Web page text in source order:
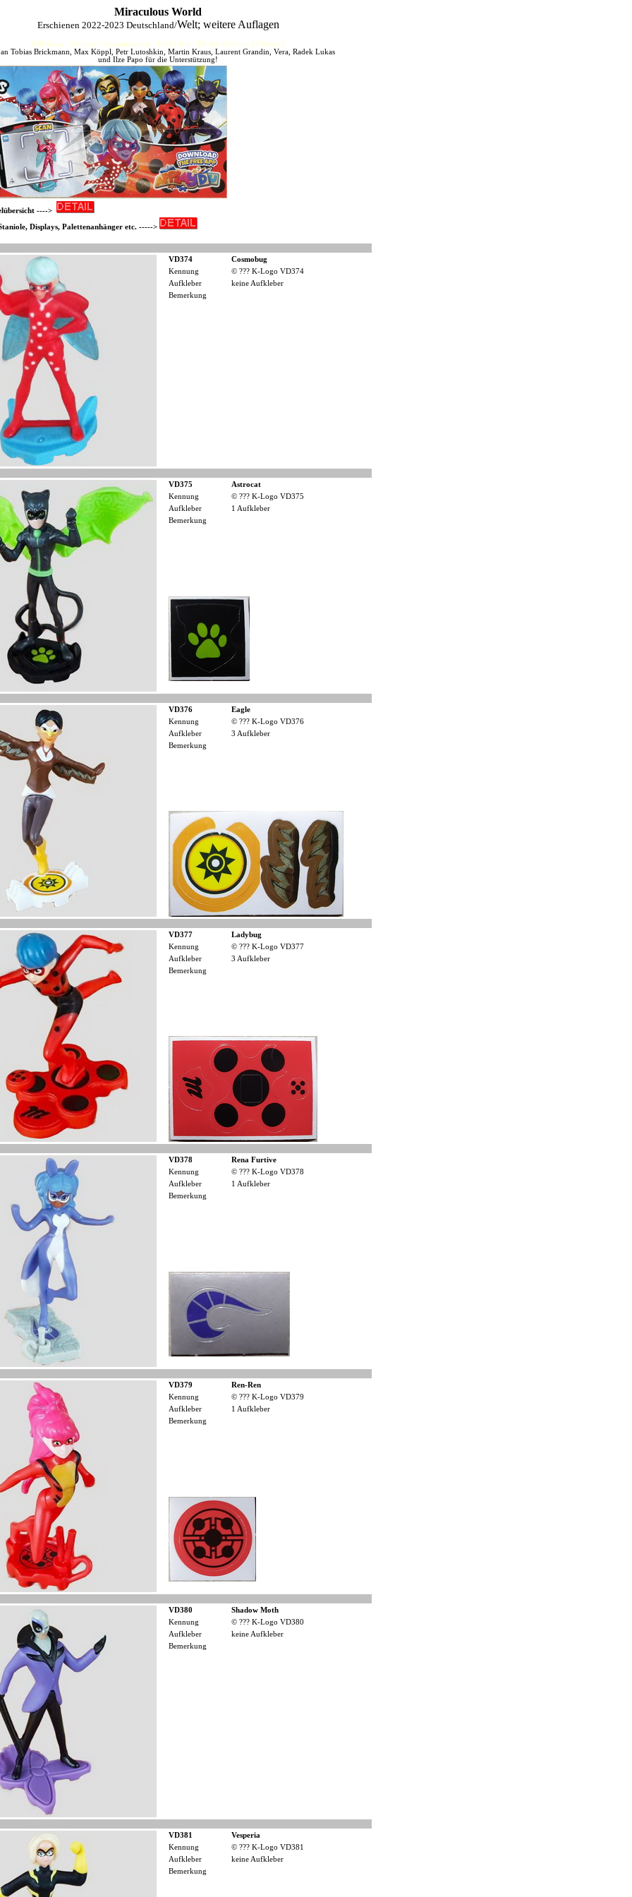
Miraculous World
Erschienen 2022-2023 Deutschland/Welt; weitere Auflagen
HJFHenze - Helmut´s Sammlerseiten - Ue-Ei-Kat - FF-Kat (Helmut J.F.Henze)
Tobias Brickmann, Max Köppl, Petr Lutoshkin, Martin Kraus, Laurent Grandin, Vera, Radek Lukas
und Ilze Papo für die Unterstützung!
---->
Displays, Palettenanhänger etc. ----->
VD374
Cosmobug
Kennung
© ??? K-Logo VD374
Aufkleber
keine Aufkleber
Bemerkung
VD375
Astrocat
Kennung
© ??? K-Logo VD375
Aufkleber
1 Aufkleber
Bemerkung
VD376
Eagle
Kennung
© ??? K-Logo VD376
Aufkleber
3 Aufkleber
Bemerkung
VD377
Ladybug
Kennung
© ??? K-Logo VD377
Aufkleber
3 Aufkleber
Bemerkung
VD378
Rena Furtive
Kennung
© ??? K-Logo VD378
Aufkleber
1 Aufkleber
Bemerkung
VD379
Ren-Ren
Kennung
© ??? K-Logo VD379
Aufkleber
1 Aufkleber
Bemerkung
VD380
Shadow Moth
Kennung
© ??? K-Logo VD380
Aufkleber
keine Aufkleber
Bemerkung
VD381
Vesperia
Kennung
© ??? K-Logo VD381
Aufkleber
keine Aufkleber
Bemerkung